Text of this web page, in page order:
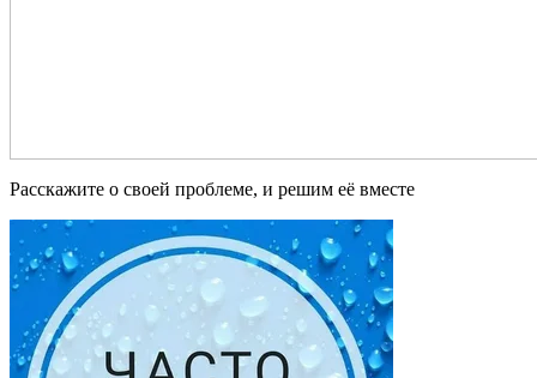
Расскажите о своей проблеме, и решим её вместе